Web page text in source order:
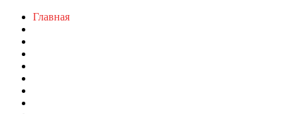
Главная